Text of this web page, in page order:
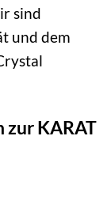
sind
und dem
zur KARAT